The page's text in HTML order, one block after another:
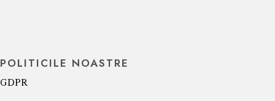
POLITICILE NOASTRE
GDPR